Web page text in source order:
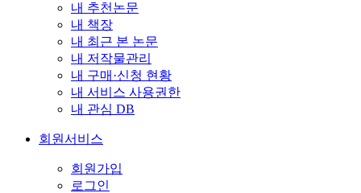
내 추천논문
내 책장
내 최근 본 논문
내 저작물관리
내 구매·신청 현황
내 서비스 사용권한
내 관심 DB
회원서비스
회원가입
로그인